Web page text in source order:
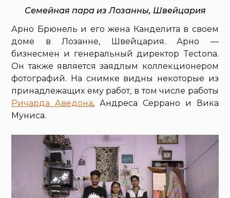
Семейная пара из Лозанны, Швейцария
Арно Брюнель и его жена Канделита в своем
доме в Лозанне, Швейцария. Арно —
бизнесмен и генеральный директор Tectona.
Он также является заядлым коллекционером
фотографий. На снимке видны некоторые из
принадлежащих ему работ, в том числе работы
Ричарда Аведона, Андреса Серрано и Вика
Муниса.